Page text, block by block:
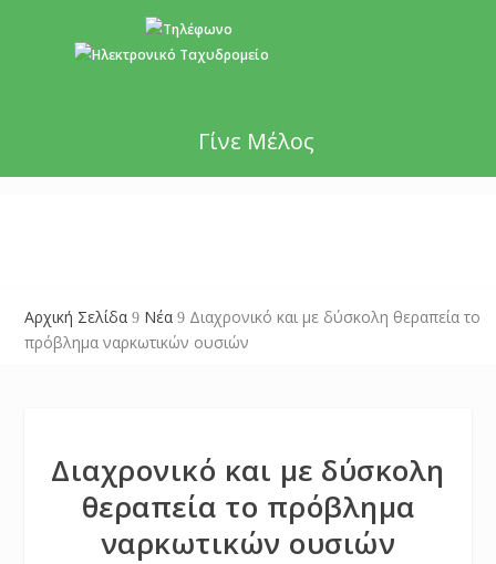
Γίνε Μέλος
Αρχική Σελίδα 9 Νέα 9 Διαχρονικό και με δύσκολη θεραπεία το
πρόβλημα ναρκωτικών ουσιών
Διαχρονικό και με δύσκολη
θεραπεία το πρόβλημα
ναρκωτικών ουσιών